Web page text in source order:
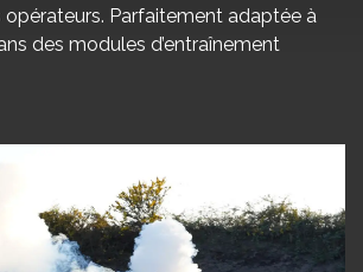
opérateurs. Parfaitement adaptée à
des modules d’entraînement